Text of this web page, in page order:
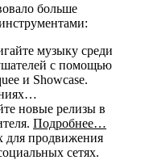
больше
музыку среди
с помощью
и Showcase.
новые релизы в
Подробнее…
для продвижения
сетях.